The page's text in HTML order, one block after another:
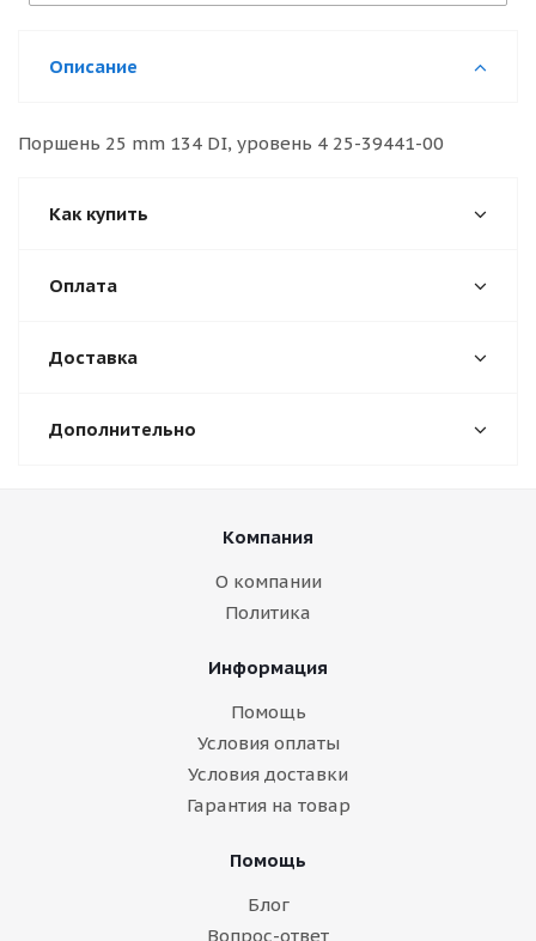
Описание
Поршень 25 mm 134 DI, уровень 4 25-39441-00
Как купить
Оплата
Доставка
Дополнительно
Компания
О компании
Политика
Информация
Помощь
Условия оплаты
Условия доставки
Гарантия на товар
Помощь
Блог
Вопрос-ответ